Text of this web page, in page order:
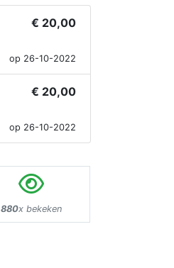
€ 20,00
op 26-10-2022
€ 20,00
op 26-10-2022
880x bekeken